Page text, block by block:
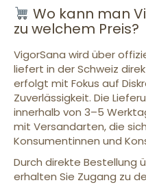
Wo kann man
zu welchem Preis?
VigorSana wird über
liefert in der Schweiz
erfolgt mit Fokus auf
Zuverlässigkeit. Die
innerhalb von 3–5
mit Versandarten, die
Konsumentinnen und
Durch direkte Bestellung
erhalten Sie Zugang zu